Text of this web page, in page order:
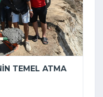
TEMEL ATMA